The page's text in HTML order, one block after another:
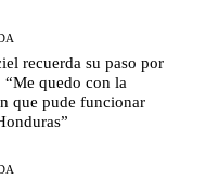
recuerda su paso por
quedo con la
que pude funcionar